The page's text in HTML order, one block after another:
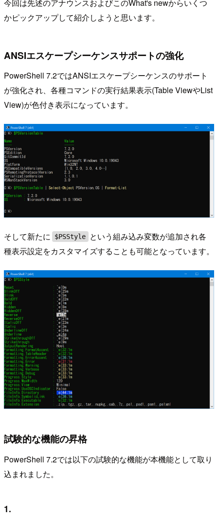
今回は先述のアナウンスおよびこのWhat's newからいくつ
かピックアップして紹介しようと思います。
ANSIエスケープシーケンスサポートの強化
PowerShell 7.2ではANSIエスケープシーケンスのサポート
が強化され、各種コマンドの実行結果表示(Table ViewやList
View)が色付き表示になっています。
そして新たに $PSStyle
という組み込み変数が追加され各
種表示設定をカスタマイズすることも可能となっています。
試験的な機能の昇格
PowerShell 7.2では以下の試験的な機能が本機能として取り
込まれました。
1.